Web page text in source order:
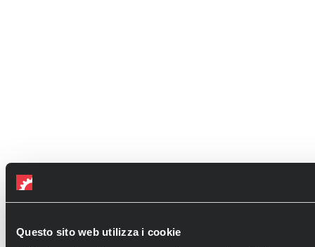
Questo sito web utilizza i cookie